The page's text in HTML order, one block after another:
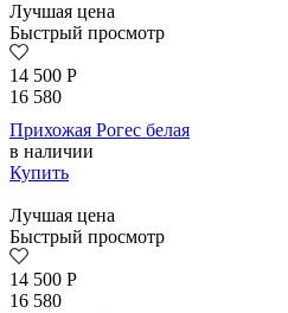
Лучшая цена
Быстрый просмотр
14 500 Р
16 580
Прихожая Рогес белая
в наличии
Купить
Лучшая цена
Быстрый просмотр
14 500 Р
16 580